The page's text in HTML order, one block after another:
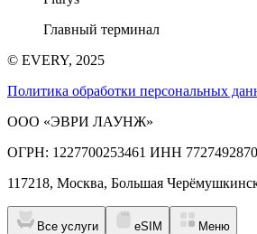
Главный терминал
© EVERY, 2025
Политика обработки персональных
ООО «ЭВРИ ЛАУНЖ»
ОГРН: 1227700253461 ИНН 7727492870
117218, Москва, Большая
Все услуги eSIM
Меню